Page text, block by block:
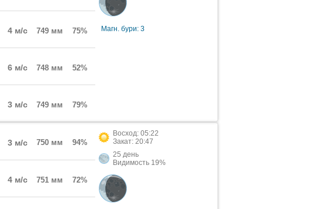
4 м/с 749 мм 75%
6 м/с 748 мм 52%
3 м/с 749 мм 79%
Магн. бури: 3
3 м/с 750 мм 94%
4 м/с 751 мм 72%
Восход: 05:22
Закат: 20:47
25 день
Видимость 19%